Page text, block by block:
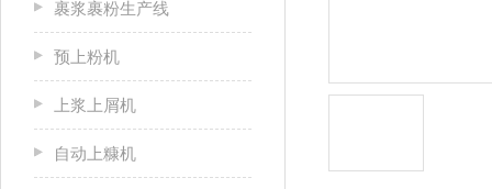
裹浆裹粉生产线
预上粉机
上浆上屑机
自动上糠机